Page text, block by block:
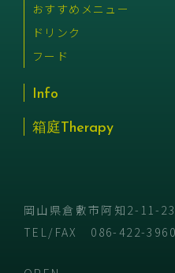
おすすめメニュー
ドリンク
フード
Info
箱庭Therapy
岡山県倉敷市阿知2-11-
TEL/FAX 086-422-3960